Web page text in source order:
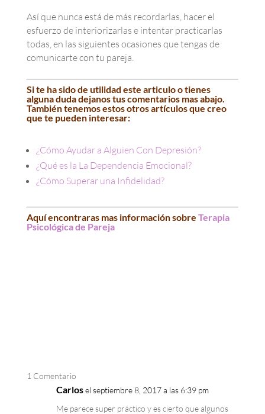
Así que nunca está de más recordarlas, hacer el
esfuerzo de interiorizarlas e intentar practicarlas
todas, en las siguientes ocasiones que tengas de
comunicarte con tu pareja.
Si te ha sido de utilidad este articulo o tienes
alguna duda dejanos tus comentarios mas abajo.
También tenemos estos otros artículos que creo
que te pueden interesar:
¿Cómo Ayudar a Alguien Con Depresión?
¿Qué es la La Dependencia Emocional?
¿Cómo Superar una Infidelidad?
Aquí encontraras mas información sobre Terapia
Psicológica de Pareja
1 Comentario
Carlosel septiembre 8, 2017 a las 6:39 pm
Me parece super práctico y es cierto que algunos